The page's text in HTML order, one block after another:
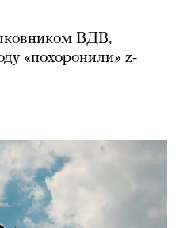
ВДВ,
«похоронили» z-